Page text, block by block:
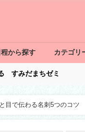
程から探す カテゴリ
すみだまちゼミ
目で伝わる名刺5つのコツ